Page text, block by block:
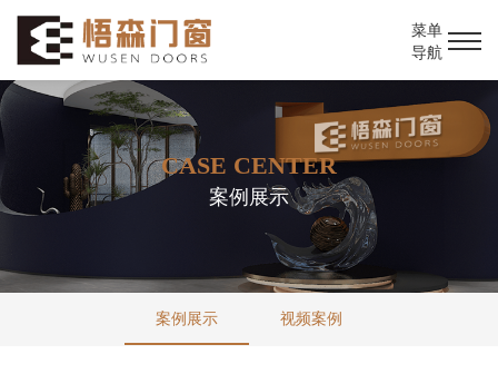
菜单
导航
CASE CENTER
案例展示
案例展示 视频案例